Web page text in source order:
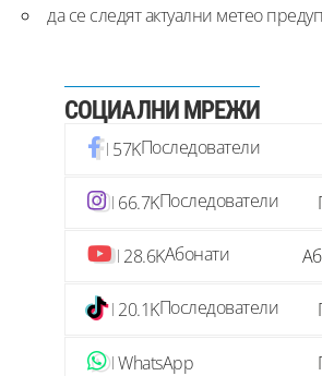
да се следят актуални метео
СОЦИАЛНИ МРЕЖИ
57KПоследователи
66.7KПоследователи
28.6KАбонати
20.1KПоследователи
WhatsApp